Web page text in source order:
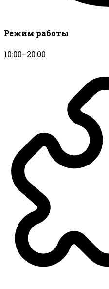
Режим работы
10:00–20:00